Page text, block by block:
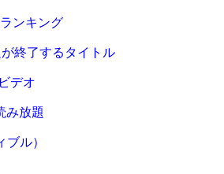
ンキング
終了するタイトル
デオ
み放題
ル）